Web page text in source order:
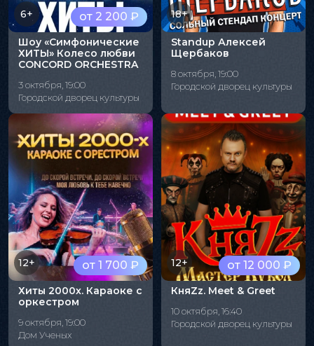
от 2 200 ₽
6+
Шоу «Симфонические
ХИТЫ» Колесо любви
CONCORD ORCHESTRA
3 октября, 19:00
Городской дворец культуры
18+
Standup Алексей
Щербаков
8 октября, 19:00
Городской дворец культуры
от 1 700 ₽
12+
Хиты 2000х. Караоке с
оркестром
9 октября, 19:00
Дом Ученых
от 12 000 ₽
12+
КняZz. Meet & Greet
10 октября, 16:40
Городской дворец культуры